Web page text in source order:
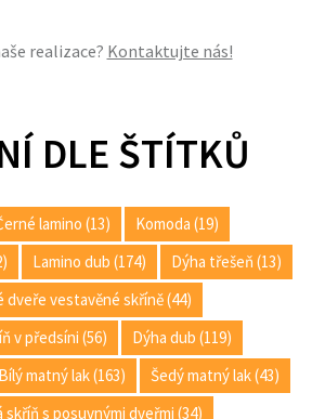
realizace? Kontaktujte nás!
DLE ŠTÍTKŮ
lamino (13)
Komoda (19)
Lamino dub (174)
Dýha třešeň (13)
dveře vestavěné skříně (44)
v předsíni (56)
Dýha dub (119)
Bílý matný lak (163)
Šedý matný lak (43)
skříň s posuvnými dveřmi (34)